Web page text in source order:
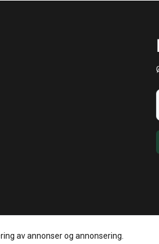
av annonser og annonsering.